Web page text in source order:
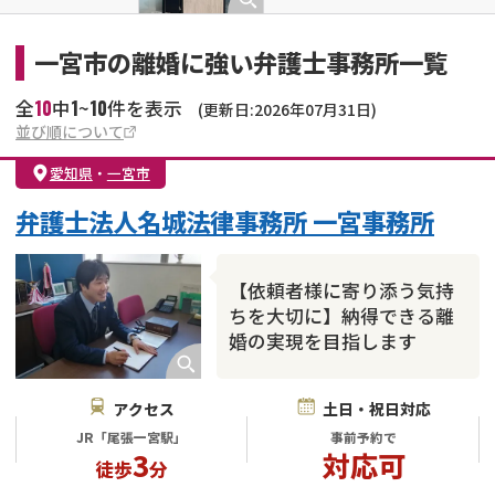
一宮市の離婚に強い弁護士事務所一覧
全10中1~10件を表示
(更新日:2026年07月31日)
並び順について
愛知県 ・ 一宮市
【依頼者様に寄り添う気持
ちを大切に】納得できる離
婚の実現を目指します
弁護士法人名城法律事務所 一宮事務所
アクセス
JR「尾張一宮駅」
徒歩3分
土日・祝日対応
事前予約で
対応可